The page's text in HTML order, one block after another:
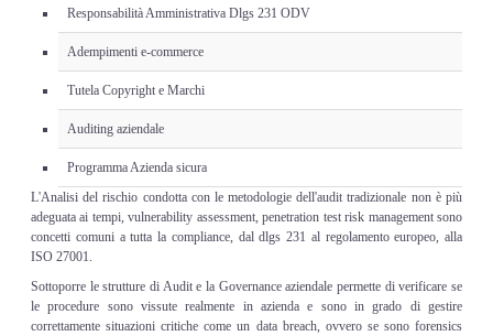
Responsabilità Amministrativa Dlgs 231 ODV
Adempimenti e-commerce
Tutela Copyright e Marchi
Auditing aziendale
Programma Azienda sicura
L'Analisi del rischio condotta con le metodologie dell'audit tradizionale non è più
adeguata ai tempi, vulnerability assessment, penetration test risk management sono
concetti comuni a tutta la compliance, dal dlgs 231 al regolamento europeo, alla
ISO 27001.
Sottoporre le strutture di Audit e la Governance aziendale permette di verificare se
le procedure sono vissute realmente in azienda e sono in grado di gestire
correttamente situazioni critiche come un data breach, ovvero se sono forensics